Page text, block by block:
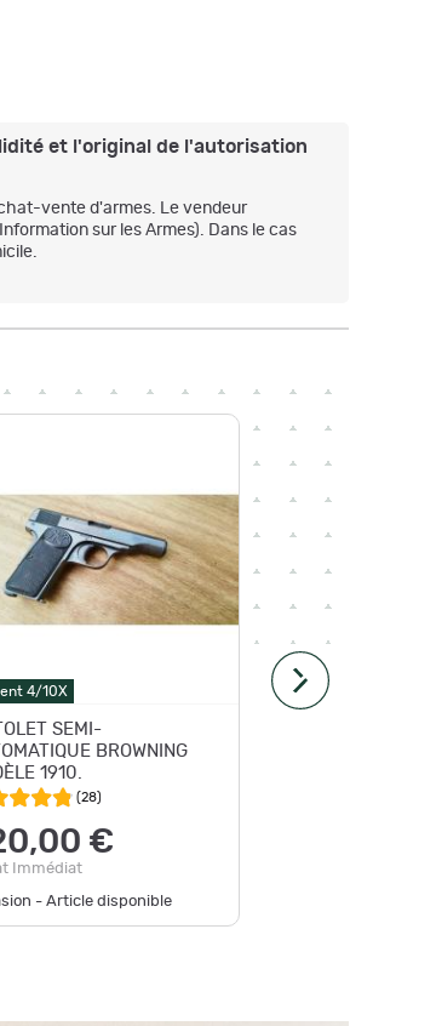
et l'original de l'autorisation
vente d'armes. Le vendeur
sur les Armes). Dans le cas
4/10X
SEMI-
BROWNING
1910.
(28)
€
Immédiat
- Article disponible